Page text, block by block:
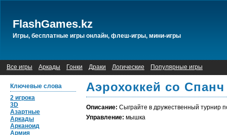
FlashGames.kz
Игры, бесплатные игры онлайн, флеш-игры, мини-игры
Все игры Аркады Гонки Драки Логические Популярные игры
Ключевые слова
2 игрока
3D
Азартные
Аркады
Арканоид
Армия
Аэрохоккей со
Описание: Сыграйте в дружественный турнир
Управление: мышка